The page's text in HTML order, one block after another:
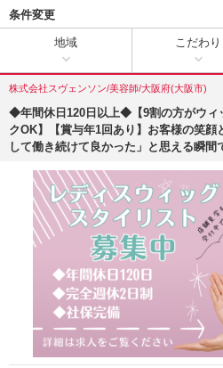
条件変更
地域 こだわり
株式会社スヴェンソン/美容師/大阪府(大阪市)
◆年間休日120日以上◆【9割の方がウィ
クOK】【賞与年1回あり】お客様の笑顔
して働き続けて良かった」と思える瞬間